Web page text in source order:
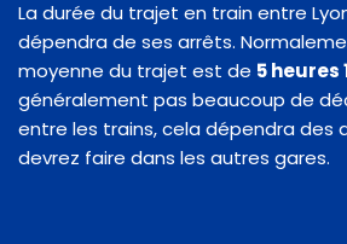
La durée du trajet en train entre
dépendra de ses arrêts.
moyenne du trajet est de 5 heures
généralement pas beaucoup de
entre les trains, cela dépendra des
devrez faire dans les autres gares.